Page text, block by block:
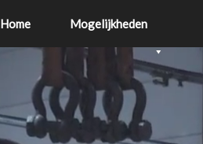
Home Mogelijkheden